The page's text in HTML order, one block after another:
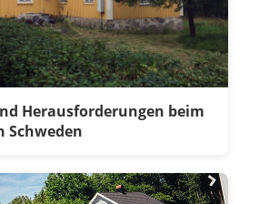
Herausforderungen beim
Schweden